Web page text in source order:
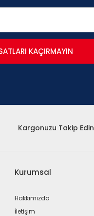
KAÇIRMAYIN
Kargonuzu Takip Edin
Kurumsal
Hakkımızda
İletişim